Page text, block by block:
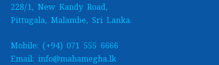
228/1, New Kandy Road,
Pittugala, Malambe, Sri Lanka.
Mobile: (+94) 071 555 6666
Email: info@mahamegha.lk